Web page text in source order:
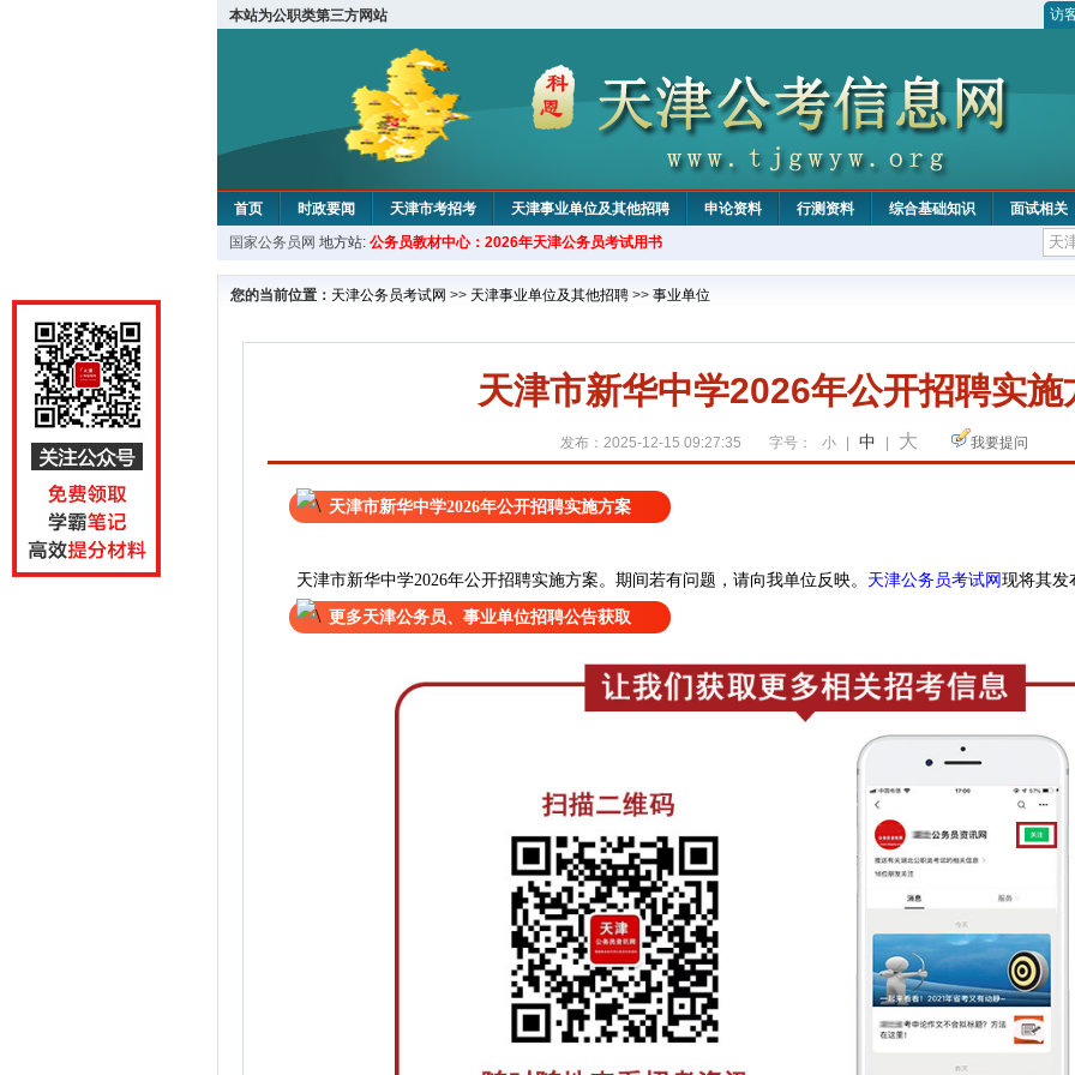
本站为公职类第三方网站 访
首页 时政要闻 天津市考招考 天津事业单位及其他招聘 申论资料 行测资料 综合基础知识 面试相关
教材中心
国家公务员网 地方站: 公务员教材中心：2026年天津公务员考试用书
您的当前位置： 天津公务员考试网 >> 天津事业单位及其他招聘 >> 事业单位
天津市新华中学2026年公开招聘实施
发布：2025-12-15 09:27:35 字号： 小 中 大 我要提问
天津市新华中学2026年公开招聘实施方案
天津市新华中学2026年公开招聘实施方案。 期间若有问题，请向我单位反映。 天津公务员考试网现将其发
更多天津公务员、事业单位招聘公告获取